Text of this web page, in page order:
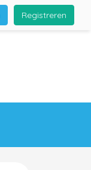
Registreren